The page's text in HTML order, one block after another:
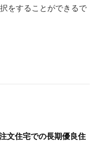
をすることができるで
文住宅での長期優良住